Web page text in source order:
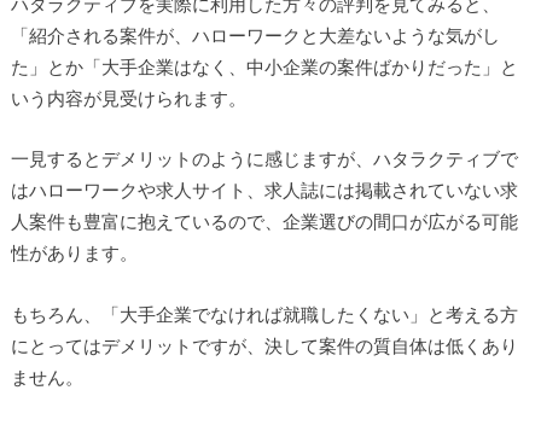
「紹介される案件が、ハローワークと大差ないような気がし
た」とか「大手企業はなく、中小企業の案件ばかりだった」と
いう内容が見受けられます。
一見するとデメリットのように感じますが、ハタラクティブで
はハローワークや求人サイト、求人誌には掲載されていない求
人案件も豊富に抱えているので、企業選びの間口が広がる可能
性があります。
もちろん、「大手企業でなければ就職したくない」と考える方
にとってはデメリットですが、決して案件の質自体は低くあり
ません。